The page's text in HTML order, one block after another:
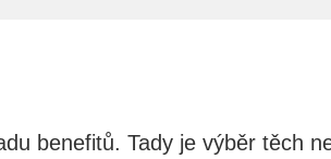
benefitů. Tady je výběr těch